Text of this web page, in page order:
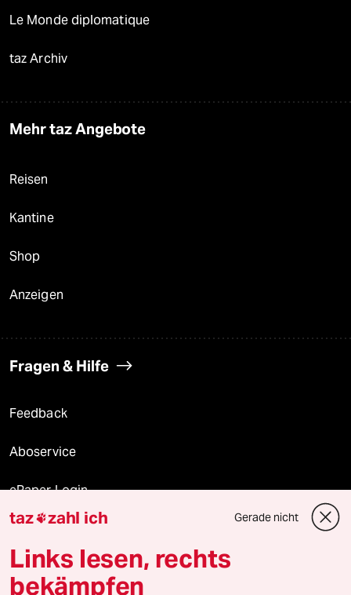
Le Monde diplomatique
taz Archiv
Mehr taz Angebote
Reisen
Kantine
Shop
Anzeigen
Fragen & Hilfe
Feedback
Aboservice
ePaper Login
Downloads für Abonnierende
taz zahl ich Gerade nicht
Links lesen, rechts
bekämpfen